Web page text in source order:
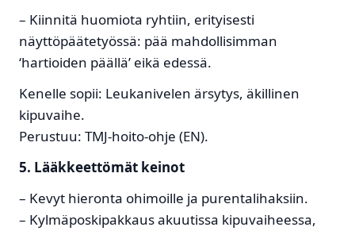
– Kiinnitä huomiota ryhtiin, erityisesti
näyttöpäätetyössä: pää mahdollisimman
‘hartioiden päällä’ eikä edessä.
Kenelle sopii: Leukanivelen ärsytys, äkillinen
kipuvaihe.
Perustuu: TMJ-hoito-ohje (EN).
5. Lääkkeettömät keinot
– Kevyt hieronta ohimoille ja purentalihaksiin.
– Kylmäposkipakkaus akuutissa kipuvaiheessa,